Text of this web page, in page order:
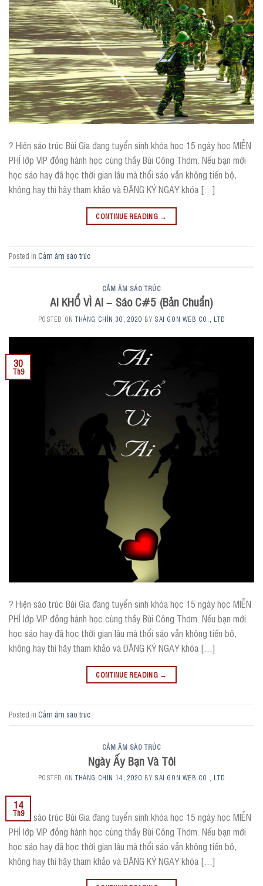
? Hiện sáo trúc Bùi Gia đang tuyển sinh khóa học 15 ngày học MIỄN
PHÍ lớp VIP đồng hành học cùng thầy Bùi Công Thơm. Nếu bạn mới
học sáo hay đã học thời gian lâu mà thổi sáo vẫn không tiến bộ,
không hay thì hãy tham khảo và ĐĂNG KÝ NGAY khóa […]
CONTINUE READING →
Posted in Cảm âm sáo trúc
CẢM ÂM SÁO TRÚC
AI KHỔ VÌ AI – Sáo C#5 (Bản Chuẩn)
POSTED ONTHÁNG CHÍN 30, 2020 BY SAI GON WEB CO., LTD
30
Th9
? Hiện sáo trúc Bùi Gia đang tuyển sinh khóa học 15 ngày học MIỄN
PHÍ lớp VIP đồng hành học cùng thầy Bùi Công Thơm. Nếu bạn mới
học sáo hay đã học thời gian lâu mà thổi sáo vẫn không tiến bộ,
không hay thì hãy tham khảo và ĐĂNG KÝ NGAY khóa […]
CONTINUE READING →
Posted in Cảm âm sáo trúc
CẢM ÂM SÁO TRÚC
Ngày Ấy Bạn Và Tôi
POSTED ONTHÁNG CHÍN 14, 2020 BY SAI GON WEB CO., LTD
14
Th9
? Hiện sáo trúc Bùi Gia đang tuyển sinh khóa học 15 ngày học MIỄN
PHÍ lớp VIP đồng hành học cùng thầy Bùi Công Thơm. Nếu bạn mới
học sáo hay đã học thời gian lâu mà thổi sáo vẫn không tiến bộ,
không hay thì hãy tham khảo và ĐĂNG KÝ NGAY khóa […]